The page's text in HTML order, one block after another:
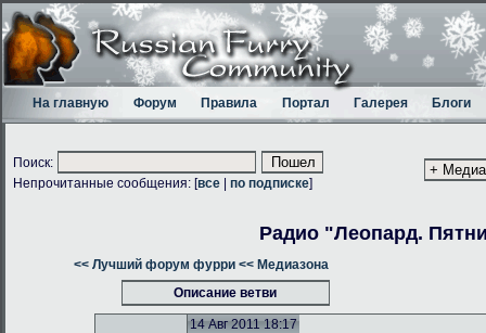
На главную Форум Правила Портал Галерея Блоги
Поиск:
Непрочитанные сообщения: [все по подписке]
Радио "Леопард.
<< Лучший форум фурри << Медиазона
Описание ветви
14 Авг 2011 18:17